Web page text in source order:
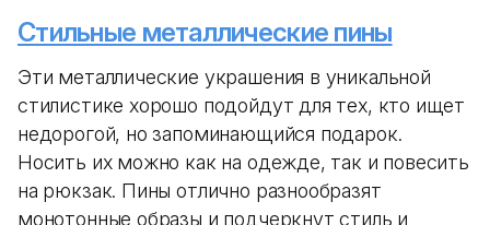
Стильные металлические пины
Эти металлические украшения в уникальной
стилистике хорошо подойдут для тех, кто ищет
недорогой, но запоминающийся подарок.
Носить их можно как на одежде, так и повесить
на рюкзак. Пины отлично разнообразят
монотонные образы и подчеркнут стиль и